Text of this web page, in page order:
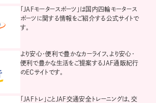
「JAFモータースポーツ」は国内四輪モータース
ポーツに関する情報をご紹介する公式サイトで
す。
より安心・便利で豊かなカーライフ、より安心・
便利で豊かな生活をご提案するJAF通販紀行
のECサイトです。
「JAFトレ」ことJAF交通安全トレーニングは、交